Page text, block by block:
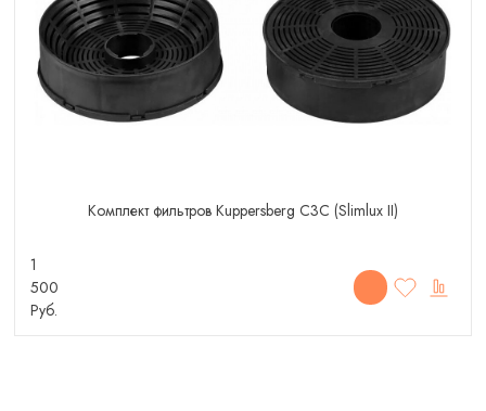
Комплект фильтров Kuppersberg C3C (Slimlux II)
1
500
Руб.